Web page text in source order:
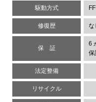
駆動方式 FF
修復歴 な
保 証
6
保
法定整備
リサイクル